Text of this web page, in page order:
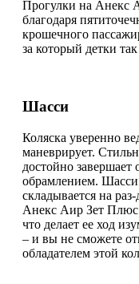
Прогулки на Анекс
благодаря
крошечного
за который детки
Шасси
Коляска уверенно
маневрирует.
достойно завершает
обрамлением. Шасси
складывается на
Анекс Аир Зет Плюс
что делает ее ход
– и вы не сможете
обладателем этой